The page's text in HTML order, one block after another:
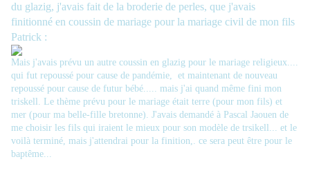
du glazig, j'avais fait de la broderie de perles, que j'avais
finitionné en coussin de mariage pour la mariage civil de mon fils
Patrick :
Mais j'avais prévu un autre coussin en glazig pour le mariage religieux....
qui fut repoussé pour cause de pandémie, et maintenant de nouveau
repoussé pour cause de futur bébé..... mais j'ai quand même fini mon
triskell. Le thème prévu pour le mariage était terre (pour mon fils) et
mer (pour ma belle-fille bretonne). J'avais demandé à Pascal Jaouen de
me choisir les fils qui iraient le mieux pour son modèle de trsikell... et le
voilà terminé, mais j'attendrai pour la finition,. ce sera peut être pour le
baptême...